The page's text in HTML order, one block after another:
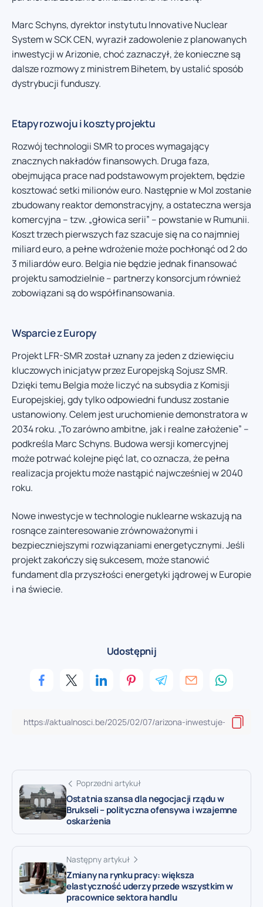
Marc Schyns, dyrektor instytutu Innovative Nuclear
System w SCK CEN, wyraził zadowolenie z planowanych
inwestycji w Arizonie, choć zaznaczył, że konieczne są
dalsze rozmowy z ministrem Bihetem, by ustalić sposób
dystrybucji funduszy.
Etapy rozwoju i koszty projektu
Rozwój technologii SMR to proces wymagający
znacznych nakładów finansowych. Druga faza,
obejmująca prace nad podstawowym projektem, będzie
kosztować setki milionów euro. Następnie w Mol zostanie
zbudowany reaktor demonstracyjny, a ostateczna wersja
komercyjna – tzw. „głowica serii” – powstanie w Rumunii.
Koszt trzech pierwszych faz szacuje się na co najmniej
miliard euro, a pełne wdrożenie może pochłonąć od 2 do
3 miliardów euro. Belgia nie będzie jednak finansować
projektu samodzielnie – partnerzy konsorcjum również
zobowiązani są do współfinansowania.
Wsparcie z Europy
Projekt LFR-SMR został uznany za jeden z dziewięciu
kluczowych inicjatyw przez Europejską Sojusz SMR.
Dzięki temu Belgia może liczyć na subsydia z Komisji
Europejskiej, gdy tylko odpowiedni fundusz zostanie
ustanowiony. Celem jest uruchomienie demonstratora w
2034 roku. „To zarówno ambitne, jak i realne założenie” –
podkreśla Marc Schyns. Budowa wersji komercyjnej
może potrwać kolejne pięć lat, co oznacza, że pełna
realizacja projektu może nastąpić najwcześniej w 2040
roku.
Nowe inwestycje w technologie nuklearne wskazują na
rosnące zainteresowanie zrównoważonymi i
bezpieczniejszymi rozwiązaniami energetycznymi. Jeśli
projekt zakończy się sukcesem, może stanowić
fundament dla przyszłości energetyki jądrowej w Europie
i na świecie.
Udostępnij
Poprzedni artykuł
Ostatnia szansa dla negocjacji rządu w
Brukseli – polityczna ofensywa i wzajemne
oskarżenia
Następny artykuł
Zmiany na rynku pracy: większa
elastyczność uderzy przede wszystkim w
pracownice sektora handlu